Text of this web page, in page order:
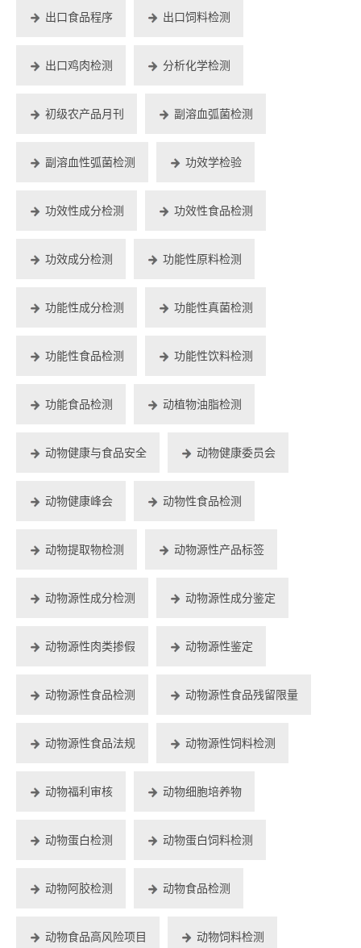
出口食品程序 出口饲料检测
出口鸡肉检测 分析化学检测
初级农产品月刊 副溶血弧菌检测
副溶血性弧菌检测 功效学检验
功效性成分检测 功效性食品检测
功效成分检测 功能性原料检测
功能性成分检测 功能性真菌检测
功能性食品检测 功能性饮料检测
功能食品检测 动植物油脂检测
动物健康与食品安全 动物健康委员会
动物健康峰会 动物性食品检测
动物提取物检测 动物源性产品标签
动物源性成分检测 动物源性成分鉴定
动物源性肉类掺假 动物源性鉴定
动物源性食品检测 动物源性食品残留限量
动物源性食品法规 动物源性饲料检测
动物福利审核 动物细胞培养物
动物蛋白检测 动物蛋白饲料检测
动物阿胶检测 动物食品检测
动物食品高风险项目 动物饲料检测